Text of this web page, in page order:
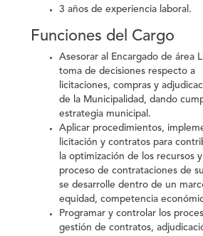
3 años de experiencia laboral.
Funciones del Cargo
Asesorar al Encargado de área
toma de decisiones respecto a
licitaciones, compras y
de la Municipalidad, dando
estrategia municipal.
Aplicar procedimientos,
licitación y contratos para
la optimización de los recursos
proceso de contrataciones de
se desarrolle dentro de un
equidad, competencia
Programar y controlar los
gestión de contratos,